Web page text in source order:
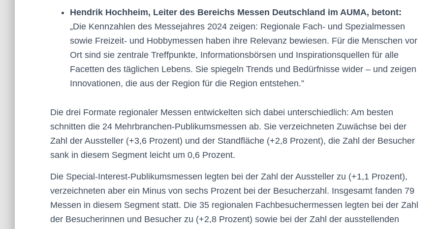
Hendrik Hochheim, Leiter des Bereichs Messen Deutschland im AUMA, betont:
„Die Kennzahlen des Messejahres 2024 zeigen: Regionale Fach- und Spezialmessen
sowie Freizeit- und Hobbymessen haben ihre Relevanz bewiesen. Für die Menschen vor
Ort sind sie zentrale Treffpunkte, Informationsbörsen und Inspirationsquellen für alle
Facetten des täglichen Lebens. Sie spiegeln Trends und Bedürfnisse wider – und zeigen
Innovationen, die aus der Region für die Region entstehen.”
Die drei Formate regionaler Messen entwickelten sich dabei unterschiedlich: Am besten
schnitten die 24 Mehrbranchen-Publikumsmessen ab. Sie verzeichneten Zuwächse bei der
Zahl der Aussteller (+3,6 Prozent) und der Standfläche (+2,8 Prozent), die Zahl der Besucher
sank in diesem Segment leicht um 0,6 Prozent.
Die Special-Interest-Publikumsmessen legten bei der Zahl der Aussteller zu (+1,1 Prozent),
verzeichneten aber ein Minus von sechs Prozent bei der Besucherzahl. Insgesamt fanden 79
Messen in diesem Segment statt. Die 35 regionalen Fachbesuchermessen legten bei der Zahl
der Besucherinnen und Besucher zu (+2,8 Prozent) sowie bei der Zahl der ausstellenden